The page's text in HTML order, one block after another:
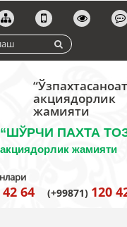
акциядорлик
жамияти
“ШЎРЧИ ПАХТА
акциядорлик жамияти
64 (+99871) 120